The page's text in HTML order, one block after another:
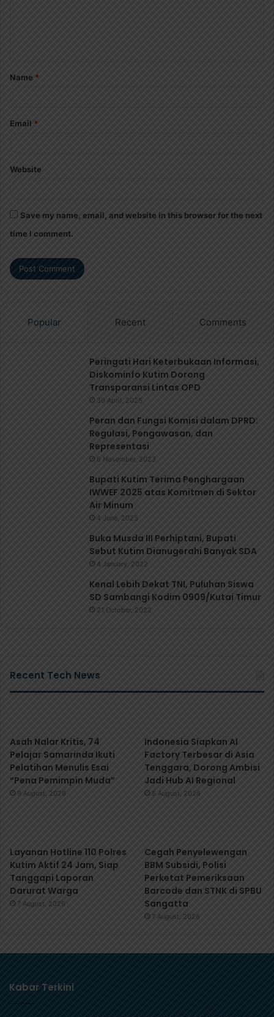
*
Name *
Email *
Website
Save my name, email, and website in this browser for the next
time I comment.
Popular Recent Comments
Peringati Hari Keterbukaan Informasi,
Diskominfo Kutim Dorong
Transparansi Lintas OPD
30 April, 2025
Peran dan Fungsi Komisi dalam DPRD:
Regulasi, Pengawasan, dan
Representasi
6 November, 2023
‎Bupati Kutim Terima Penghargaan
IWWEF 2025 atas Komitmen di Sektor
Air Minum
4 June, 2025
Buka Musda III Perhiptani, Bupati
Sebut Kutim Dianugerahi Banyak SDA
4 January, 2022
Kenal Lebih Dekat TNI, Puluhan Siswa
SD Sambangi Kodim 0909/Kutai Timur
21 October, 2022
Recent Tech News
Asah Nalar Kritis, 74
Pelajar Samarinda Ikuti
Pelatihan Menulis Esai
“Pena Pemimpin Muda”
9 August, 2026
Indonesia Siapkan AI
Factory Terbesar di Asia
Tenggara, Dorong Ambisi
Jadi Hub AI Regional
8 August, 2026
Layanan Hotline 110 Polres
Kutim Aktif 24 Jam, Siap
Tanggapi Laporan
Darurat Warga
7 August, 2026
Cegah Penyelewengan
BBM Subsidi, Polisi
Perketat Pemeriksaan
Barcode dan STNK di SPBU
Sangatta
7 August, 2026
Kabar Terkini